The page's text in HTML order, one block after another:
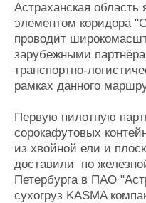
Личности
Астраханская
элементом коридора
проводит
зарубежными
транспортно-
рамках данного
Первую пилотную
сорокафутовых
из хвойной ели и
доставили ​​ по
Петербурга в ПАО
сухогруз KASMA